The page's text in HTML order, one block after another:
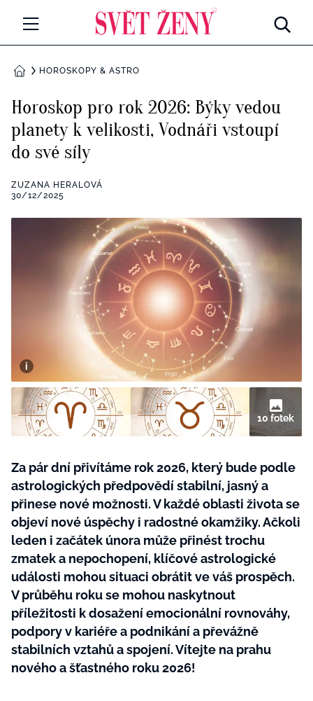
Všechny kategorie
Rozhovory
RETROHUBKY
Všechny kategorie
Seberozvoj
Všechny kategorie
Všechny kategorie
Testy a kvízy
Všechny kategorie
Rady a tipy
BurdaMedia
Extra
SVĚT ŽENY - 599 KČ
ROČNÍ PŘEDPLATNÉ SVĚT ŽENY +
SADA PRODUKTŮ MANA (10 ks)
DOMŮHOROSKOPY & ASTRO
Horoskop pro rok 2026: Býky vedou
planety k velikosti, Vodnáři vstoupí
do své síly
ZUZANA HERALOVÁ
30/12/2025
10 fotek
Za pár dní přivítáme rok 2026, který bude podle
astrologických předpovědí stabilní, jasný a
přinese nové možnosti. V každé oblasti života se
objeví nové úspěchy i radostné okamžiky. Ačkoli
leden i začátek února může přinést trochu
zmatek a nepochopení, klíčové astrologické
události mohou situaci obrátit ve váš prospěch.
V průběhu roku se mohou naskytnout
příležitosti k dosažení emocionální rovnováhy,
podpory v kariéře a podnikání a převážně
stabilních vztahů a spojení. Vítejte na prahu
nového a šťastného roku 2026!